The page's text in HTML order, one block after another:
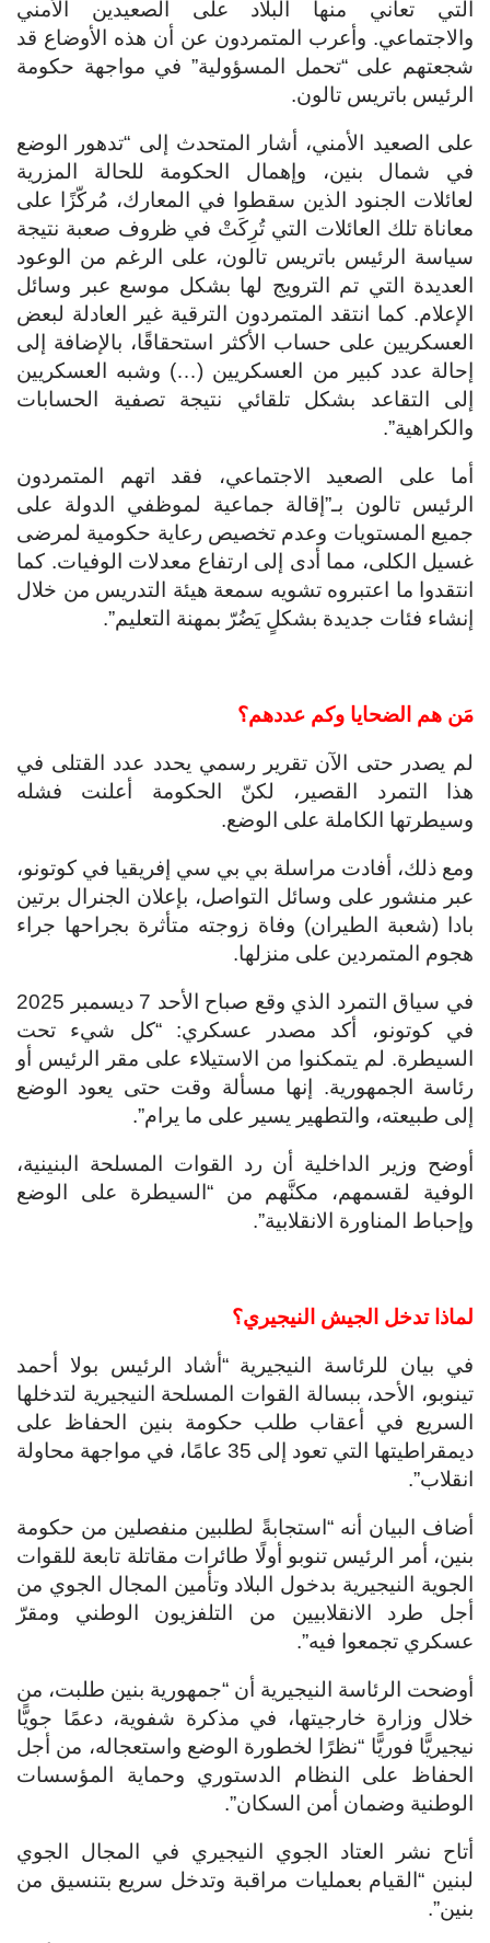
التي تعاني منها البلاد على الصعيدين الأمني
والاجتماعي. وأعرب المتمردون عن أن هذه الأوضاع قد
شجعتهم على “تحمل المسؤولية” في مواجهة حكومة
الرئيس باتريس تالون.
على الصعيد الأمني، أشار المتحدث إلى “تدهور الوضع
في شمال بنين، وإهمال الحكومة للحالة المزرية
لعائلات الجنود الذين سقطوا في المعارك، مُركّزًا على
معاناة تلك العائلات التي تُرِكَتْ في ظروف صعبة نتيجة
سياسة الرئيس باتريس تالون، على الرغم من الوعود
العديدة التي تم الترويج لها بشكل موسع عبر وسائل
الإعلام. كما انتقد المتمردون الترقية غير العادلة لبعض
العسكريين على حساب الأكثر استحقاقًا، بالإضافة إلى
إحالة عدد كبير من العسكريين (…) وشبه العسكريين
إلى التقاعد بشكل تلقائي نتيجة تصفية الحسابات
والكراهية”.
أما على الصعيد الاجتماعي، فقد اتهم المتمردون
الرئيس تالون بـ”إقالة جماعية لموظفي الدولة على
جميع المستويات وعدم تخصيص رعاية حكومية لمرضى
غسيل الكلى، مما أدى إلى ارتفاع معدلات الوفيات. كما
انتقدوا ما اعتبروه تشويه سمعة هيئة التدريس من خلال
إنشاء فئات جديدة بشكلٍ يَضُرّ بمهنة التعليم”.
مَن هم الضحايا وكم عددهم؟
لم يصدر حتى الآن تقرير رسمي يحدد عدد القتلى في
هذا التمرد القصير، لكنّ الحكومة أعلنت فشله
وسيطرتها الكاملة على الوضع.
ومع ذلك، أفادت مراسلة بي بي سي إفريقيا في كوتونو،
عبر منشور على وسائل التواصل، بإعلان الجنرال برتين
بادا (شعبة الطيران) وفاة زوجته متأثرة بجراحها جراء
هجوم المتمردين على منزلها.
في سياق التمرد الذي وقع صباح الأحد 7 ديسمبر 2025
في كوتونو، أكد مصدر عسكري: “كل شيء تحت
السيطرة. لم يتمكنوا من الاستيلاء على مقر الرئيس أو
رئاسة الجمهورية. إنها مسألة وقت حتى يعود الوضع
إلى طبيعته، والتطهير يسير على ما يرام”.
أوضح وزير الداخلية أن رد القوات المسلحة البنينية،
الوفية لقسمهم، مكنَّهم من “السيطرة على الوضع
وإحباط المناورة الانقلابية”.
لماذا تدخل الجيش النيجيري؟
في بيان للرئاسة النيجيرية “أشاد الرئيس بولا أحمد
تينوبو، الأحد، ببسالة القوات المسلحة النيجيرية لتدخلها
السريع في أعقاب طلب حكومة بنين الحفاظ على
ديمقراطيتها التي تعود إلى 35 عامًا، في مواجهة محاولة
انقلاب”.
أضاف البيان أنه “استجابةً لطلبين منفصلين من حكومة
بنين، أمر الرئيس تنوبو أولًا طائرات مقاتلة تابعة للقوات
الجوية النيجيرية بدخول البلاد وتأمين المجال الجوي من
أجل طرد الانقلابيين من التلفزيون الوطني ومقرّ
عسكري تجمعوا فيه”.
أوضحت الرئاسة النيجيرية أن “جمهورية بنين طلبت، من
خلال وزارة خارجيتها، في مذكرة شفوية، دعمًا جويًّا
نيجيريًّا فوريًّا “نظرًا لخطورة الوضع واستعجاله، من أجل
الحفاظ على النظام الدستوري وحماية المؤسسات
الوطنية وضمان أمن السكان”.
أتاح نشر العتاد الجوي النيجيري في المجال الجوي
لبنين “القيام بعمليات مراقبة وتدخل سريع بتنسيق من
بنين”.